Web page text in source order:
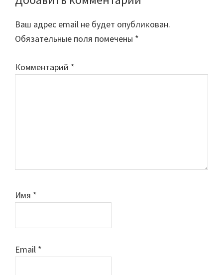
Ваш адрес email не будет опубликован.
Обязательные поля помечены *
Комментарий *
Имя *
Email *